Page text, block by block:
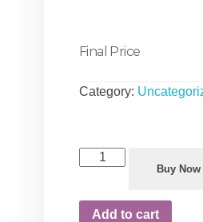
Buy Now
Add to cart
Category: